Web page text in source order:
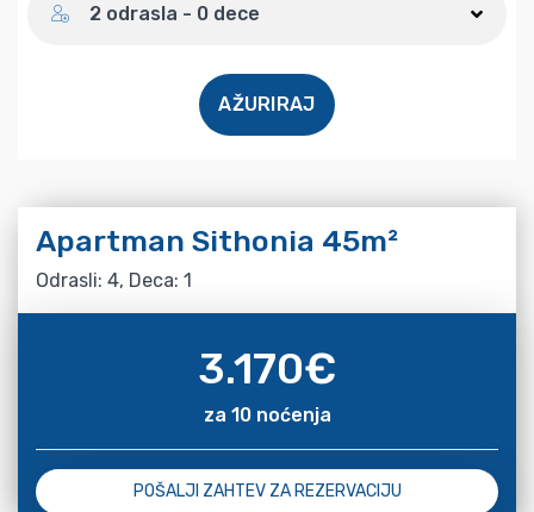
2 odrasla - 0 dece
AŽURIRAJ
Apartman Sithonia 45m²
Odrasli: 4, Deca: 1
3.170€
za 10 noćenja
POŠALJI ZAHTEV ZA REZERVACIJU